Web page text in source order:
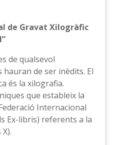
de Gravat Xilogràfic
de qualsevol
de ser inèdits. El
és la xilografia.
que estableix la
Internacional
Ex-libris) referents a la